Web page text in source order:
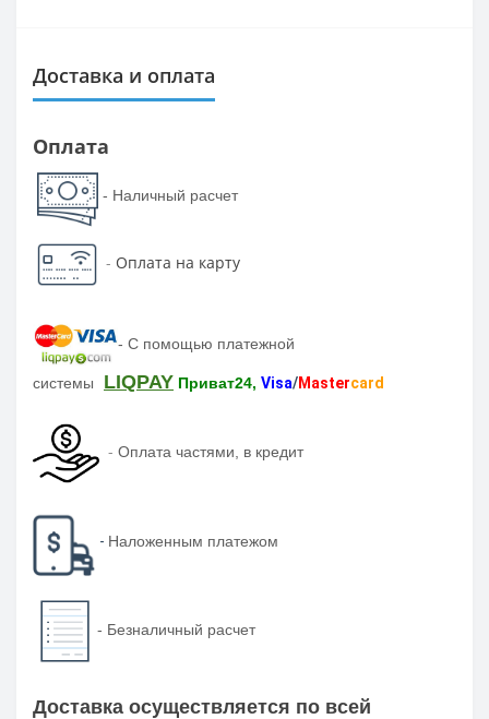
Доставка и оплата
Оплата
- Наличный расчет
- Оплата на карту
- С помощью платежной
системы LIQPAY Приват24, Visa/Mastercard
- Оплата частями, в кредит
- Наложенным платежом
- Безналичный расчет
Доставка осуществляется по всей